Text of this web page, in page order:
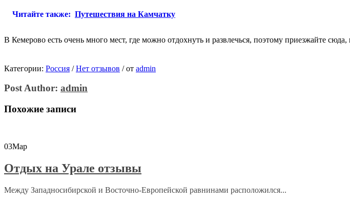
Читайте также: Путешествия на Камчатку
В Кемерово есть очень много мест, где можно отдохнуть и развлечься, поэтому приезжайте
Категории: Россия / Нет отзывов /от admin
Post Author: admin
Похожие записи
03Мар
Отдых на Урале отзывы
Между Западносибирской и Восточно-Европейской равнинами расположился...